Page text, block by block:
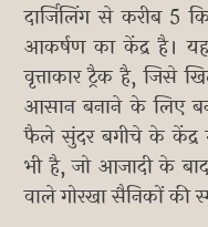
दार्जिलिंग से करीब 5
आकर्षण का केंद्र है।
वृत्ताकार ट्रैक है, जिसे
आसान बनाने के लिए
फैले सुंदर बगीचे के केंद्र
भी है, जो आजादी के
वाले गोरखा सैनिकों की